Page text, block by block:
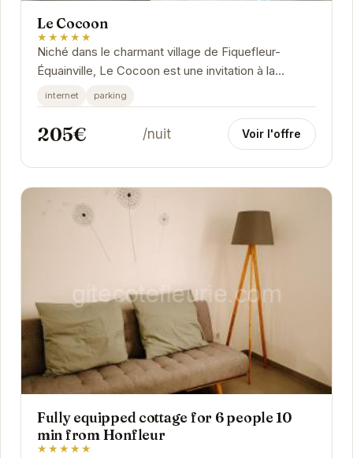
Le Cocoon
★★★★★
Niché dans le charmant village de Fiquefleur-
Équainville, Le Cocoon est une invitation à la
détente et au ressourcement. Son atmosphère...
internet parking
205€ /nuit Voir l'offre
Fully equipped cottage for 6 people 10
min from Honfleur
★★★★★